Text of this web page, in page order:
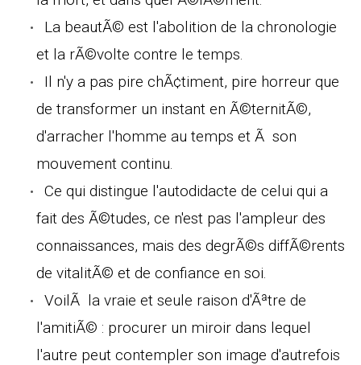
La beautÃ© est l'abolition de la chronologie
et la rÃ©volte contre le temps.
Il n'y a pas pire chÃ¢timent, pire horreur que
de transformer un instant en Ã©ternitÃ©,
d'arracher l'homme au temps et Ã son
mouvement continu.
Ce qui distingue l'autodidacte de celui qui a
fait des Ã©tudes, ce n'est pas l'ampleur des
connaissances, mais des degrÃ©s diffÃ©rents
de vitalitÃ© et de confiance en soi.
VoilÃ la vraie et seule raison d'Ãªtre de
l'amitiÃ© : procurer un miroir dans lequel
l'autre peut contempler son image d'autrefois